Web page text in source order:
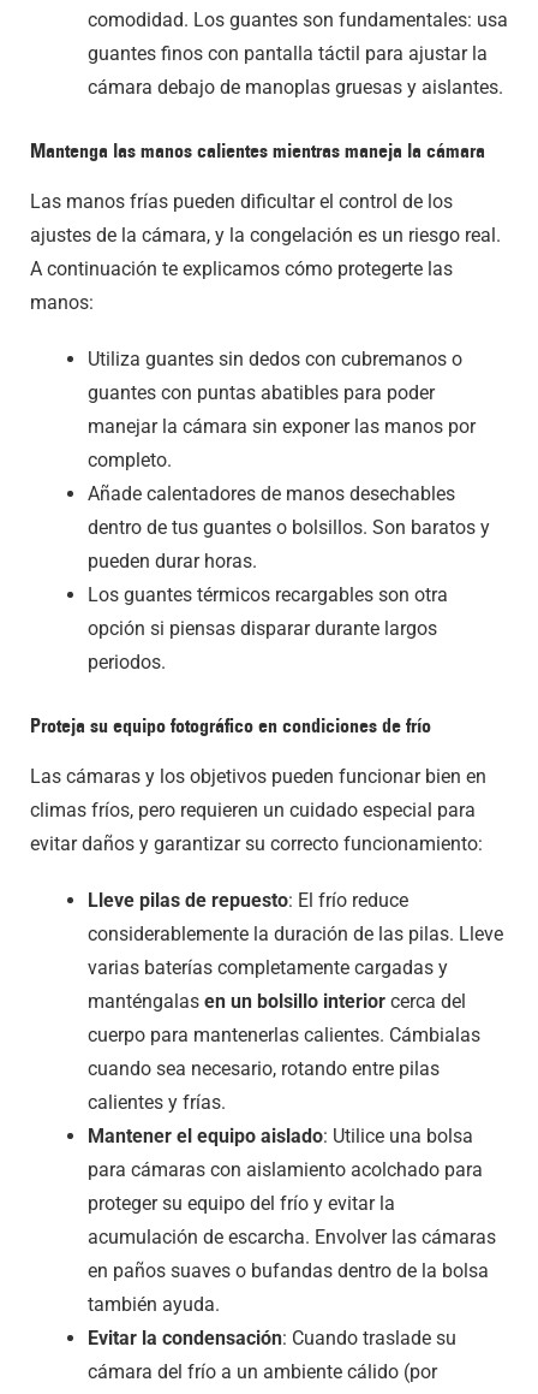
comodidad. Los guantes son fundamentales: usa
guantes finos con pantalla táctil para ajustar la
cámara debajo de manoplas gruesas y aislantes.
Mantenga las manos calientes mientras maneja la cámara
Las manos frías pueden dificultar el control de los
ajustes de la cámara, y la congelación es un riesgo real.
A continuación te explicamos cómo protegerte las
manos:
Utiliza guantes sin dedos con cubremanos o
guantes con puntas abatibles para poder
manejar la cámara sin exponer las manos por
completo.
Añade calentadores de manos desechables
dentro de tus guantes o bolsillos. Son baratos y
pueden durar horas.
Los guantes térmicos recargables son otra
opción si piensas disparar durante largos
periodos.
Proteja su equipo fotográfico en condiciones de frío
Las cámaras y los objetivos pueden funcionar bien en
climas fríos, pero requieren un cuidado especial para
evitar daños y garantizar su correcto funcionamiento:
Lleve pilas de repuesto: El frío reduce
considerablemente la duración de las pilas. Lleve
varias baterías completamente cargadas y
manténgalas en un bolsillo interior cerca del
cuerpo para mantenerlas calientes. Cámbialas
cuando sea necesario, rotando entre pilas
calientes y frías.
Mantener el equipo aislado: Utilice una bolsa
para cámaras con aislamiento acolchado para
proteger su equipo del frío y evitar la
acumulación de escarcha. Envolver las cámaras
en paños suaves o bufandas dentro de la bolsa
también ayuda.
Evitar la condensación: Cuando traslade su
cámara del frío a un ambiente cálido (por